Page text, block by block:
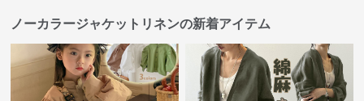
ノーカラージャケットリネンの新着アイテム